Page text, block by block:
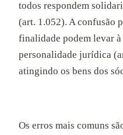
todos respondem
(art. 1.052). A confusão
finalidade podem levar
personalidade jurídica
atingindo os bens dos
Os erros mais comuns